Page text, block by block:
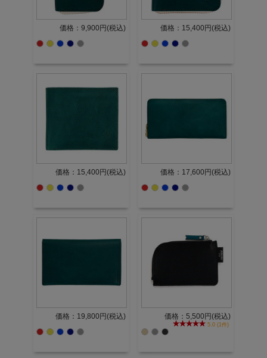
価格：9,900円(税込) 価格：15,400円(税込)
価格：15,400円(税込) 価格：17,600円(税込)
価格：19,800円(税込) 価格：5,500円(税込)
5.0 (1件)